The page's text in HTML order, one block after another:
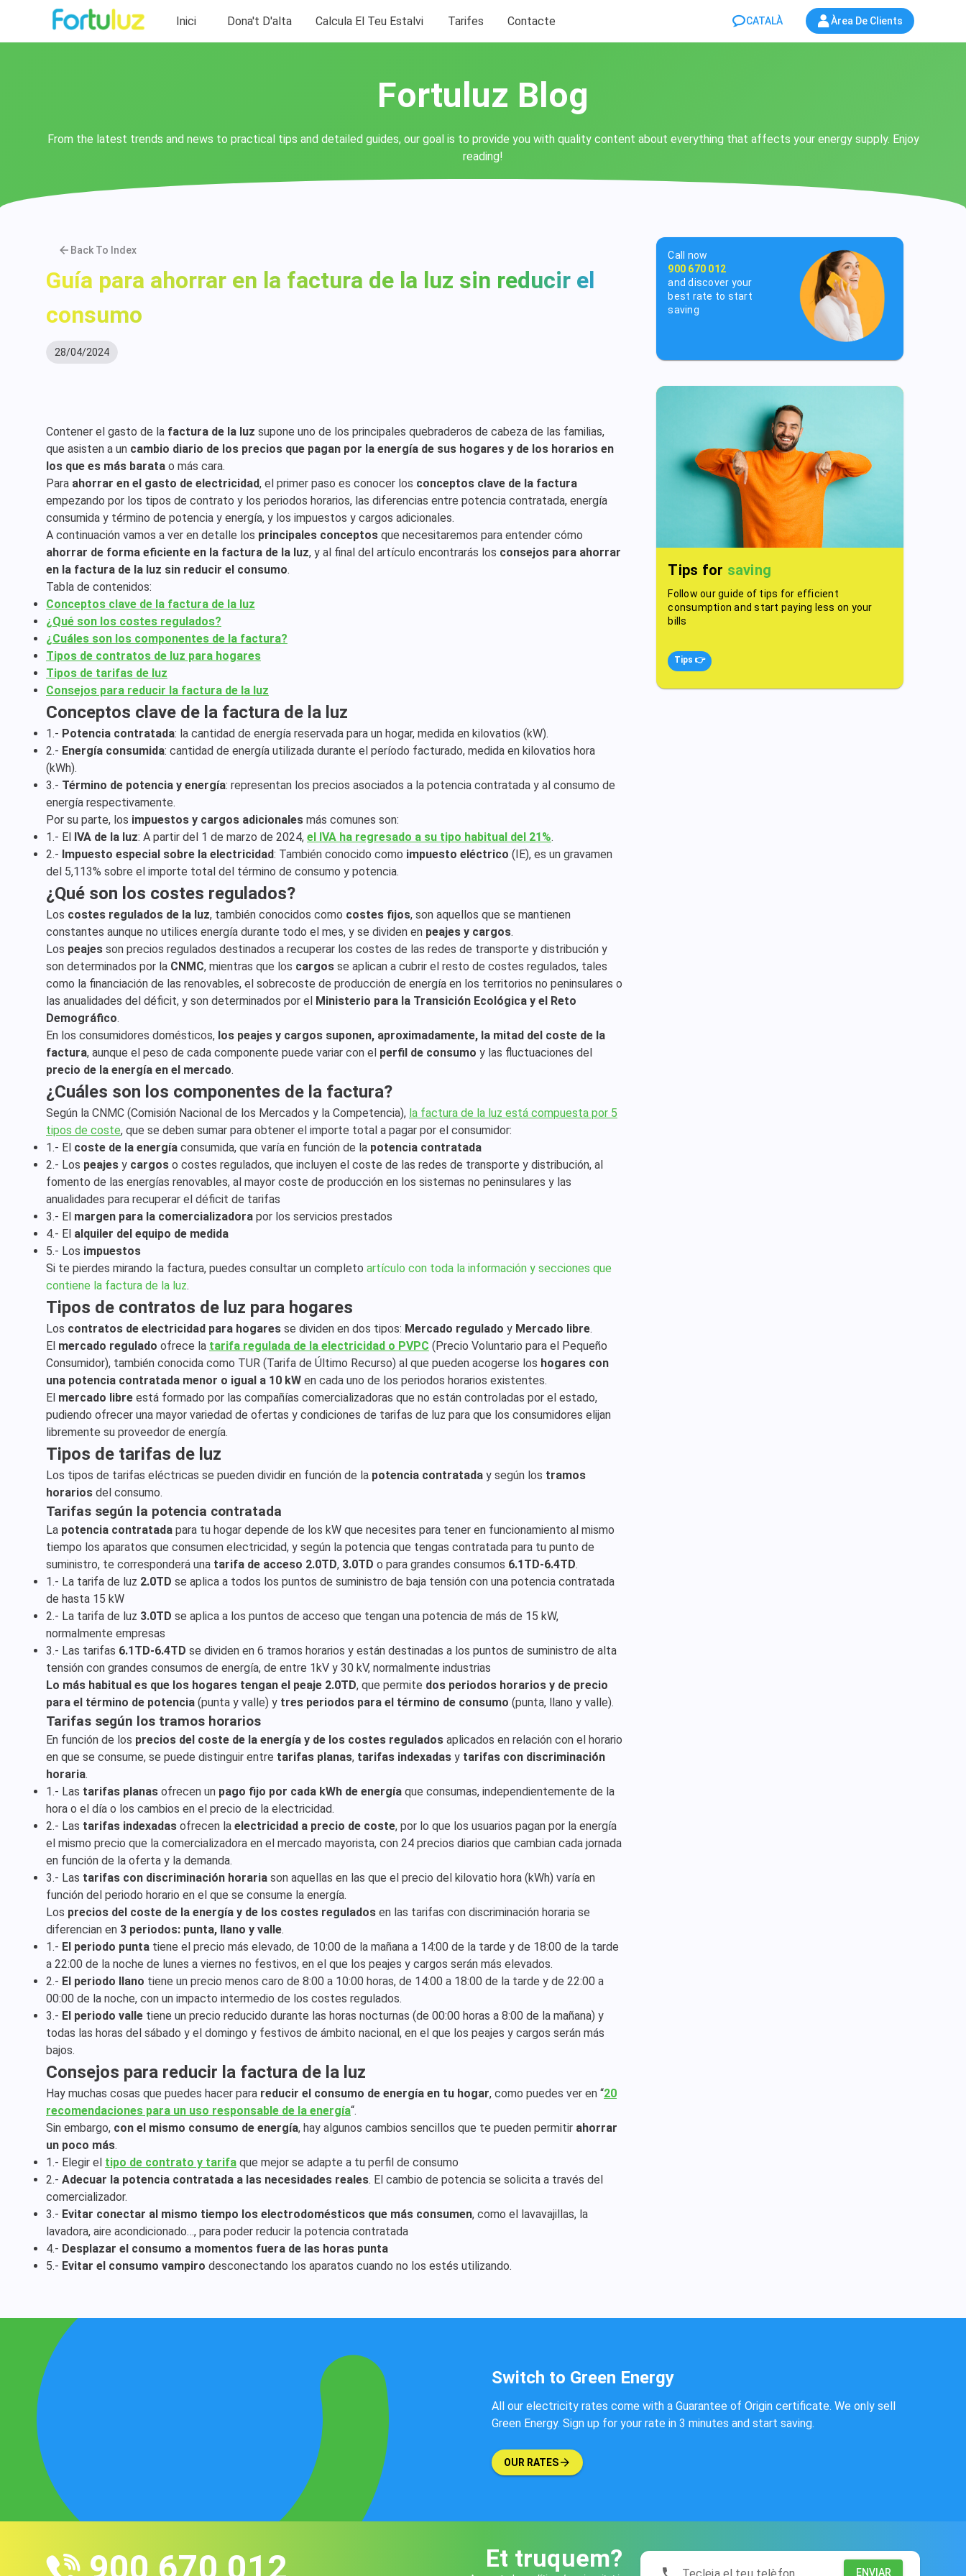
Inici Dona't D'alta Calcula El Teu Estalvi Tarifes Contacte CATALÀ Àrea De Clients
Fortuluz Blog
From the latest trends and news to practical tips and detailed guides, our goal is to provide you with quality content about everything that affects your energy supply. Enjoy
reading!
Back To Index
Guía para ahorrar en la factura de la luz sin reducir el
consumo
28/04/2024
Contener el gasto de la factura de la luz supone uno de los principales quebraderos de cabeza de las familias,
que asisten a un cambio diario de los precios que pagan por la energía de sus hogares y de los horarios en
los que es más barata o más cara.
Para ahorrar en el gasto de electricidad, el primer paso es conocer los conceptos clave de la factura
empezando por los tipos de contrato y los periodos horarios, las diferencias entre potencia contratada, energía
consumida y término de potencia y energía, y los impuestos y cargos adicionales.
A continuación vamos a ver en detalle los principales conceptos que necesitaremos para entender cómo
ahorrar de forma eficiente en la factura de la luz, y al final del artículo encontrarás los consejos para ahorrar
en la factura de la luz sin reducir el consumo.
Tabla de contenidos:
Conceptos clave de la factura de la luz
¿Qué son los costes regulados?
¿Cuáles son los componentes de la factura?
Tipos de contratos de luz para hogares
Tipos de tarifas de luz
Consejos para reducir la factura de la luz
Conceptos clave de la factura de la luz
1.- Potencia contratada: la cantidad de energía reservada para un hogar, medida en kilovatios (kW).
2.- Energía consumida: cantidad de energía utilizada durante el período facturado, medida en kilovatios hora
(kWh).
3.- Término de potencia y energía: representan los precios asociados a la potencia contratada y al consumo de
energía respectivamente.
Por su parte, los impuestos y cargos adicionales más comunes son:
1.- El IVA de la luz: A partir del 1 de marzo de 2024, el IVA ha regresado a su tipo habitual del 21%.
2.- Impuesto especial sobre la electricidad: También conocido como impuesto eléctrico (IE), es un gravamen
del 5,113% sobre el importe total del término de consumo y potencia.
¿Qué son los costes regulados?
Los costes regulados de la luz, también conocidos como costes fijos, son aquellos que se mantienen
constantes aunque no utilices energía durante todo el mes, y se dividen en peajes y cargos.
Los peajes son precios regulados destinados a recuperar los costes de las redes de transporte y distribución y
son determinados por la CNMC, mientras que los cargos se aplican a cubrir el resto de costes regulados, tales
como la financiación de las renovables, el sobrecoste de producción de energía en los territorios no peninsulares o
las anualidades del déficit, y son determinados por el Ministerio para la Transición Ecológica y el Reto
Demográfico.
En los consumidores domésticos, los peajes y cargos suponen, aproximadamente, la mitad del coste de la
factura, aunque el peso de cada componente puede variar con el perfil de consumo y las fluctuaciones del
precio de la energía en el mercado.
¿Cuáles son los componentes de la factura?
Según la CNMC (Comisión Nacional de los Mercados y la Competencia), la factura de la luz está compuesta por 5
tipos de coste, que se deben sumar para obtener el importe total a pagar por el consumidor:
1.- El coste de la energía consumida, que varía en función de la potencia contratada
2.- Los peajes y cargos o costes regulados, que incluyen el coste de las redes de transporte y distribución, al
fomento de las energías renovables, al mayor coste de producción en los sistemas no peninsulares y las
anualidades para recuperar el déficit de tarifas
3.- El margen para la comercializadora por los servicios prestados
4.- El alquiler del equipo de medida
5.- Los impuestos
Si te pierdes mirando la factura, puedes consultar un completo artículo con toda la información y secciones que
contiene la factura de la luz.
Tipos de contratos de luz para hogares
Los contratos de electricidad para hogares se dividen en dos tipos: Mercado regulado y Mercado libre.
El mercado regulado ofrece la tarifa regulada de la electricidad o PVPC (Precio Voluntario para el Pequeño
Consumidor), también conocida como TUR (Tarifa de Último Recurso) al que pueden acogerse los hogares con
una potencia contratada menor o igual a 10 kW en cada uno de los periodos horarios existentes.
El mercado libre está formado por las compañías comercializadoras que no están controladas por el estado,
pudiendo ofrecer una mayor variedad de ofertas y condiciones de tarifas de luz para que los consumidores elijan
libremente su proveedor de energía.
Tipos de tarifas de luz
Los tipos de tarifas eléctricas se pueden dividir en función de la potencia contratada y según los tramos
horarios del consumo.
Tarifas según la potencia contratada
La potencia contratada para tu hogar depende de los kW que necesites para tener en funcionamiento al mismo
tiempo los aparatos que consumen electricidad, y según la potencia que tengas contratada para tu punto de
suministro, te corresponderá una tarifa de acceso 2.0TD, 3.0TD o para grandes consumos 6.1TD-6.4TD.
1.- La tarifa de luz 2.0TD se aplica a todos los puntos de suministro de baja tensión con una potencia contratada
de hasta 15 kW
2.- La tarifa de luz 3.0TD se aplica a los puntos de acceso que tengan una potencia de más de 15 kW,
normalmente empresas
3.- Las tarifas 6.1TD-6.4TD se dividen en 6 tramos horarios y están destinadas a los puntos de suministro de alta
tensión con grandes consumos de energía, de entre 1kV y 30 kV, normalmente industrias
Lo más habitual es que los hogares tengan el peaje 2.0TD, que permite dos periodos horarios y de precio
para el término de potencia (punta y valle) y tres periodos para el término de consumo (punta, llano y valle).
Tarifas según los tramos horarios
En función de los precios del coste de la energía y de los costes regulados aplicados en relación con el horario
en que se consume, se puede distinguir entre tarifas planas, tarifas indexadas y tarifas con discriminación
horaria.
1.- Las tarifas planas ofrecen un pago fijo por cada kWh de energía que consumas, independientemente de la
hora o el día o los cambios en el precio de la electricidad.
2.- Las tarifas indexadas ofrecen la electricidad a precio de coste, por lo que los usuarios pagan por la energía
el mismo precio que la comercializadora en el mercado mayorista, con 24 precios diarios que cambian cada jornada
en función de la oferta y la demanda.
3.- Las tarifas con discriminación horaria son aquellas en las que el precio del kilovatio hora (kWh) varía en
función del periodo horario en el que se consume la energía.
Los precios del coste de la energía y de los costes regulados en las tarifas con discriminación horaria se
diferencian en 3 periodos: punta, llano y valle.
1.- El periodo punta tiene el precio más elevado, de 10:00 de la mañana a 14:00 de la tarde y de 18:00 de la tarde
a 22:00 de la noche de lunes a viernes no festivos, en el que los peajes y cargos serán más elevados.
2.- El periodo llano tiene un precio menos caro de 8:00 a 10:00 horas, de 14:00 a 18:00 de la tarde y de 22:00 a
00:00 de la noche, con un impacto intermedio de los costes regulados.
3.- El periodo valle tiene un precio reducido durante las horas nocturnas (de 00:00 horas a 8:00 de la mañana) y
todas las horas del sábado y el domingo y festivos de ámbito nacional, en el que los peajes y cargos serán más
bajos.
Consejos para reducir la factura de la luz
Hay muchas cosas que puedes hacer para reducir el consumo de energía en tu hogar, como puedes ver en “20
recomendaciones para un uso responsable de la energía“.
Sin embargo, con el mismo consumo de energía, hay algunos cambios sencillos que te pueden permitir ahorrar
un poco más.
1.- Elegir el tipo de contrato y tarifa que mejor se adapte a tu perfil de consumo
2.- Adecuar la potencia contratada a las necesidades reales. El cambio de potencia se solicita a través del
comercializador.
3.- Evitar conectar al mismo tiempo los electrodomésticos que más consumen, como el lavavajillas, la
lavadora, aire acondicionado…, para poder reducir la potencia contratada
4.- Desplazar el consumo a momentos fuera de las horas punta
5.- Evitar el consumo vampiro desconectando los aparatos cuando no los estés utilizando.
Call now
900 670 012
and discover your
best rate to start
saving
Tips for saving
Follow our guide of tips for efficient
consumption and start paying less on your
bills
Tips 👉
Switch to Green Energy
All our electricity rates come with a Guarantee of Origin certificate. We only sell
Green Energy. Sign up for your rate in 3 minutes and start saving.
OUR RATES
Et truquem?
Tecleja el teu telèfon ENVIAR